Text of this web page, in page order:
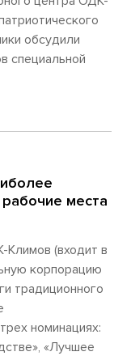
обсудили
специальной
места
(входит в
корпорацию
традиционного
номинациях:
«Лучшее